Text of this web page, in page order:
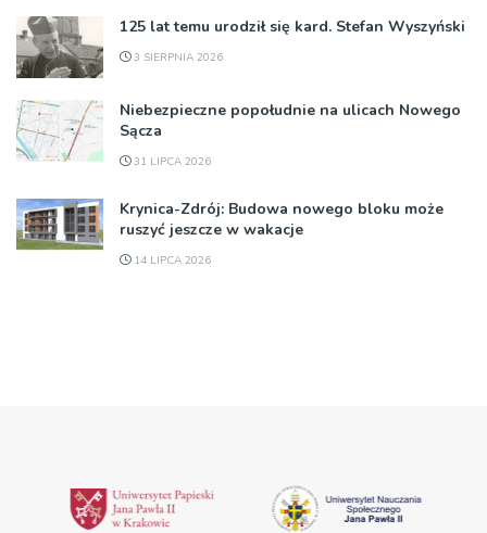
125 lat temu urodził się kard. Stefan Wyszyński
3 SIERPNIA 2026
Niebezpieczne popołudnie na ulicach Nowego
Sącza
31 LIPCA 2026
Krynica-Zdrój: Budowa nowego bloku może
ruszyć jeszcze w wakacje
14 LIPCA 2026